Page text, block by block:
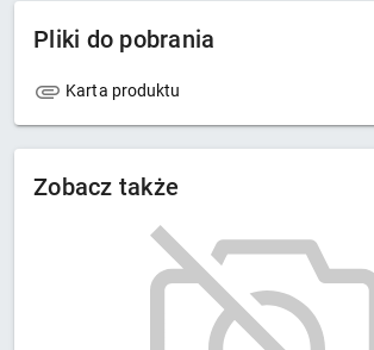
Pliki do pobrania
Karta produktu
Zobacz także